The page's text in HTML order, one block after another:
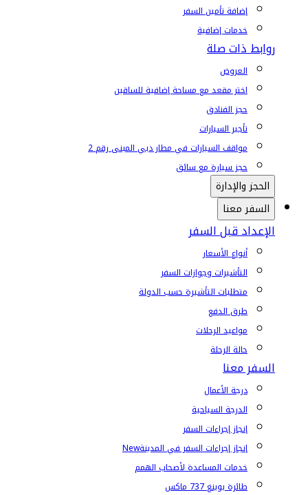
إضافة تأمين السفر
خدمات إضافية
روابط ذات صلة
العروض
اختر مقعد مع مساحة إضافية للساقين
حجز الفنادق
تأجير السيارات
مواقف السيارات في مطار دبي المبنى رقم 2
حجز سيارة مع سائق
الحجز والإدارة
السفر معنا
الإعداد قبل السفر
أنواع الأسعار
التأشيرات وجوازات السفر
متطلبات التأشيرة حسب الدولة
طرق الدفع
مواعيد الرحلات
حالة الرحلة
السفر معنا
درجة الأعمال
الدرجة السياحية
إنجاز إجراءات السفر
إنجاز إجراءات السفر في المدينةNew
خدمات المساعدة لأصحاب الهمم
طائرة بوينغ 737 ماكس